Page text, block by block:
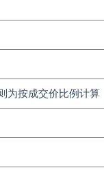
为按成交价比例计算